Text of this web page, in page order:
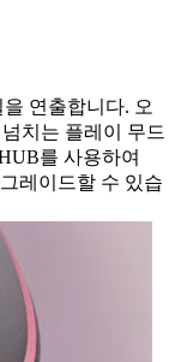
연출합니다. 오
치는 플레이 무드
를 사용하여
레이드할 수 있습